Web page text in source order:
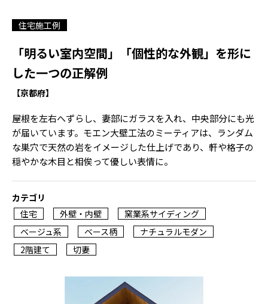
住宅施工例
「明るい室内空間」「個性的な外観」を形に
した一つの正解例
【京都府】
屋根を左右へずらし、妻部にガラスを入れ、中央部分にも光
が届いています。モエン大壁工法のミーティアは、ランダム
な巣穴で天然の岩をイメージした仕上げであり、軒や格子の
穏やかな木目と相俟って優しい表情に。
カテゴリ
住宅
外壁・内壁
窯業系サイディング
ベージュ系
ベース柄
ナチュラルモダン
2階建て
切妻